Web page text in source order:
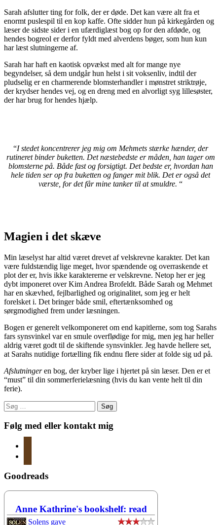
Sarah afslutter ting for folk, der er døde. Det kan være alt fra et
enormt puslespil til en kop kaffe. Ofte sidder hun på kirkegården og
læser de sidste sider i en ufærdiglæst bog op for den afdøde, og
hendes bogreol er derfor fyldt med alverdens bøger, som hun kun
har læst slutningerne af.
Sarah har haft en kaotisk opvækst med alt for mange nye
begyndelser, så dem undgår hun helst i sit voksenliv, indtil der
pludselig er en charmerende blomsterhandler i mønstret striktrøje,
der krydser hendes vej, og en dreng med en alvorligt syg lillesøster,
der har brug for hendes hjælp.
“I stedet koncentrerer jeg mig om Mehmets stærke hænder, der
rutineret binder buketten. Det næstebedste er måden, han tager om
blomsterne på. Både fast og forsigtigt. Det bedste er, hvordan han
hele tiden ser op fra buketten og fanger mit blik. Det er også det
værste, for det får mine tanker til at smuldre. “
Magien i det skæve
Min læselyst har altid været drevet af velskrevne karakter. Det kan
være fuldstændig lige meget, hvor spændende og overraskende et
plot der er, hvis ikke karaktererne er velskrevne. Netop her er jeg
dybt imponeret over Kim Andrea Brofeldt. Både Sarah og Mehmet
har en skævhed, fejlbarlighed og originalitet, som jeg er helt
forelsket i. Det bringer både smil, eftertænksomhed og
sørgmodighed frem under læsningen.
Bogen er generelt velkomponeret om end kapitlerne, som tog Sarahs
fars synsvinkel var en smule overflødige for mig, men jeg har heller
aldrig været godt til de skiftende synsvinkler. Jeg havde hellere set,
at Sarahs nutidige fortælling fik endnu flere sider at folde sig ud på.
Afslutningeren bog, der kryber lige i hjertet på sin læser. Den er et
“must” til din sommerferielæsning (hvis du kan vente helt til din
ferie).
Søg
efter:
Følg med eller kontakt mig
Goodreads
Anne Kathrine's bookshelf: read
Solens gave